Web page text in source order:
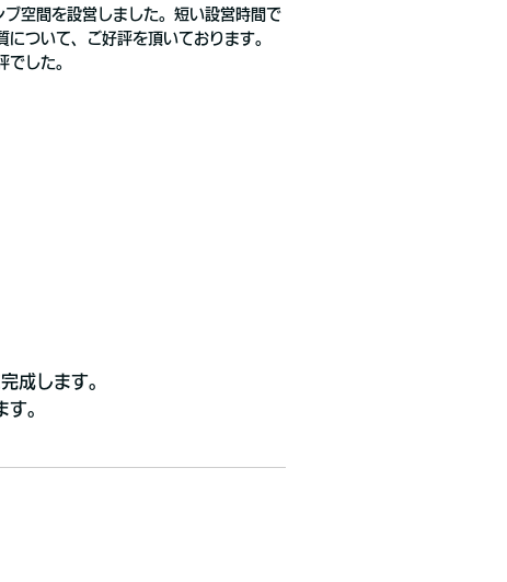
空間を設営しました。短い設営時間で
ついて、ご好評を頂いております。
でした。
成します。
。